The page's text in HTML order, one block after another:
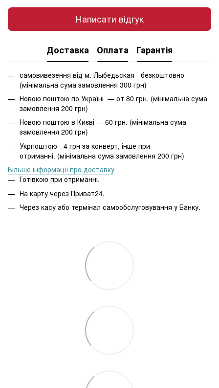
Написати відгук
Доставка Оплата Гарантія
самовивезення від м. Лыбедьская - безкоштовно
(мінімальна сума замовлення 300 грн)
Новою поштою по Україні — от 80 грн. (мінімальна сума
замовлення 200 грн)
Новою поштою в Києві — 60 грн. (мінімальна сума
замовлення 200 грн)
Укрпоштою - 4 грн за конверт, інше при
отриманні. (мінімальна сума замовлення 200 грн)
Більше інформації про доставку
Готівкою при отриманні.
На карту через Приват24.
Через касу або термінал самообслуговування у Банку.